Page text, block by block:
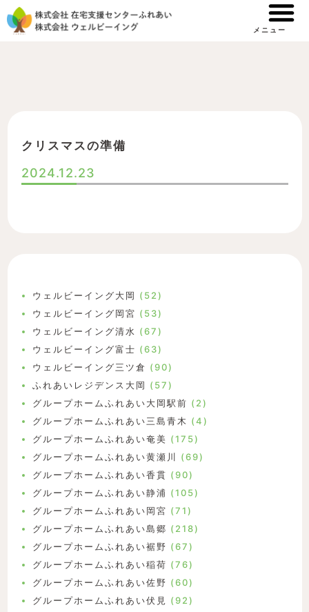
容
メニュー
クリスマスの準備
2024.12.23
ウェルビーイング大岡 (52)
ウェルビーイング岡宮 (53)
ウェルビーイング清水 (67)
ウェルビーイング富士 (63)
ウェルビーイング三ツ倉 (90)
ふれあいレジデンス大岡 (57)
グループホームふれあい大岡駅前 (2)
グループホームふれあい三島青木 (4)
グループホームふれあい奄美 (175)
グループホームふれあい黄瀬川
(69)
グループホームふれあい香貫 (90)
グループホームふれあい静浦 (105)
グループホームふれあい岡宮 (71)
グループホームふれあい島郷 (218)
グループホームふれあい裾野 (67)
グループホームふれあい稲荷 (76)
グループホームふれあい佐野 (60)
グループホームふれあい伏見
(92)